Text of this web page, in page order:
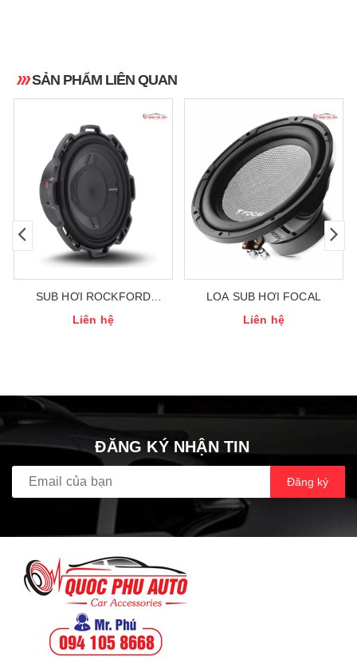
SẢN PHẨM LIÊN QUAN
SUB HƠI ROCKFORD
FOSGATE P3SD4 10”
Liên hệ
LOA SUB HƠI FOCAL
Liên hệ
ĐĂNG KÝ NHẬN TIN
Đăng ký